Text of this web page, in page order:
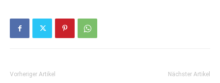
Vorheriger Artikel Nächster Artikel